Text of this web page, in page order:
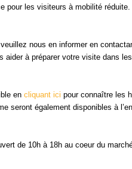
pour les visiteurs à mobilité réduite.
nous en informer en
aider à préparer votre visite dans
en cliquant ici pour connaître les
seront également disponibles à
de 10h à 18h au coeur du